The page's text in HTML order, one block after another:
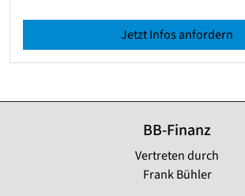
Jetzt Infos anfordern
BB-Finanz
Vertreten durch
Frank Bühler